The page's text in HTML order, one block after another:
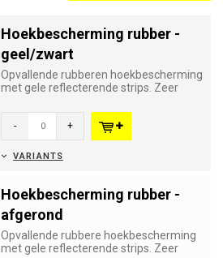
Hoekbescherming rubber -
geel/zwart
Opvallende rubberen hoekbescherming
met gele reflecterende strips. Zeer
- +
VARIANTS
Hoekbescherming rubber -
afgerond
Opvallende rubbere hoekbescherming
met gele reflecterende strips. Zeer